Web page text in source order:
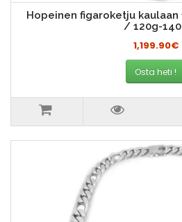
Hopeinen figaroketju
/ 120g-
1,199.90€
Osta heti !